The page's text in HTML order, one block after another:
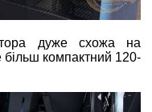
дуже схожа на
компактний 120-